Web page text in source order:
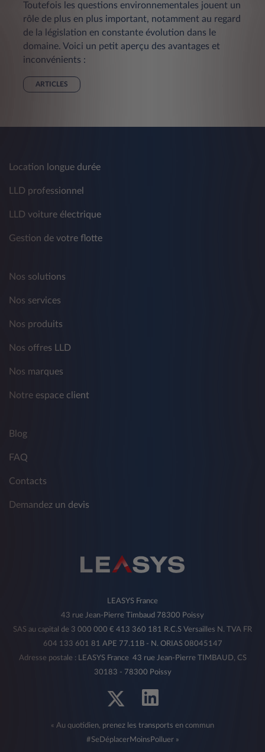
Toutefois les questions environnementales jouent un
rôle de plus en plus important, notamment au regard
de la législation en constante évolution dans le
domaine. Voici un petit aperçu des avantages et
inconvénients :
ARTICLES
Location longue durée
LLD professionnel
LLD voiture électrique
Gestion de votre flotte
Nos solutions
Nos services
Nos produits
Nos offres LLD
Nos marques
Notre espace client
Blog
FAQ
Contacts
Demandez un devis
LEASYS France
43 rue Jean-Pierre Timbaud 78300 Poissy
SAS au capital de 3 000 000 € 413 360 181 R.C.S Versailles N. TVA FR
604 133 601 81 APE 77.11B - N. ORIAS 08045147
Adresse postale : LEASYS France 43 rue Jean-Pierre TIMBAUD, CS
30183 - 78300 Poissy
« Au quotidien, prenez les transports en commun
#SeDéplacerMoinsPolluer »